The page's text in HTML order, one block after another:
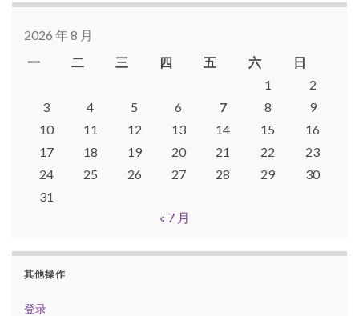
2026 年 8 月
一
二 三 四 五 六
日
1
2
3
4 5 6 7 8
9
10
11 12 13 14 15
16
17
18 19 20 21 22
23
24
25 26 27 28 29
30
31
« 7 月
其他操作
登录